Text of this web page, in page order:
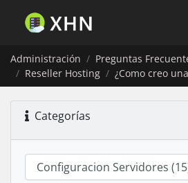
Administración
Preguntas
Reseller Hosting
¿Como creo
Categorías